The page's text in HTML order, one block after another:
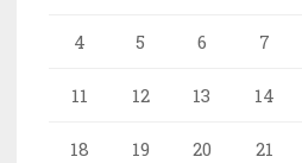
4 5 6 7
11 12 13 14
18 19 20 21